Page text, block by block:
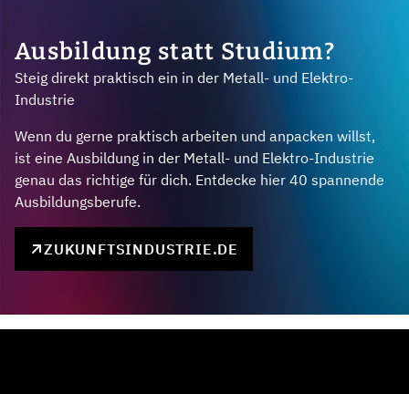
Ausbildung statt Studium?
Steig direkt praktisch ein in der Metall- und Elektro-
Industrie
Wenn du gerne praktisch arbeiten und anpacken willst,
ist eine Ausbildung in der Metall- und Elektro-Industrie
genau das richtige für dich. Entdecke hier 40 spannende
Ausbildungsberufe.
ZUKUNFTSINDUSTRIE.DE